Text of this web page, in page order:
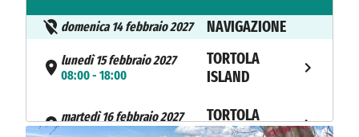
domenica 14 febbraio 2027 NAVIGAZIONE
lunedì 15 febbraio 2027
08:00 - 18:00
TORTOLA
ISLAND
martedì 16 febbraio 2027
08:00 - 18:00
TORTOLA